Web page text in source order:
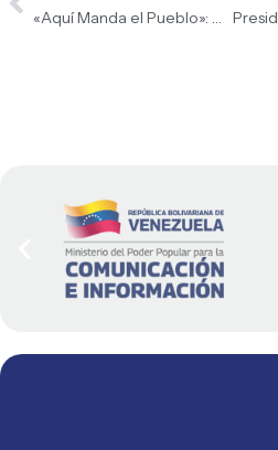
«Aquí Manda el Pueblo»: Comunas de La Guaira impulsan Consulta Popular Nacional 2026